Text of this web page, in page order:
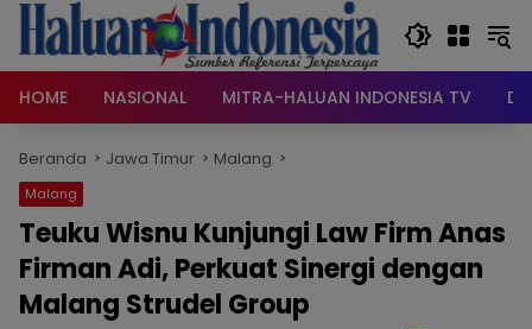
Langsung
konten
HOME
NASIONAL MITRA-HALUAN INDONESIA TV
Beranda Jawa Timur Malang
Malang
Teuku Wisnu Kunjungi Law Firm Anas
Firman Adi, Perkuat Sinergi dengan
Malang Strudel Group